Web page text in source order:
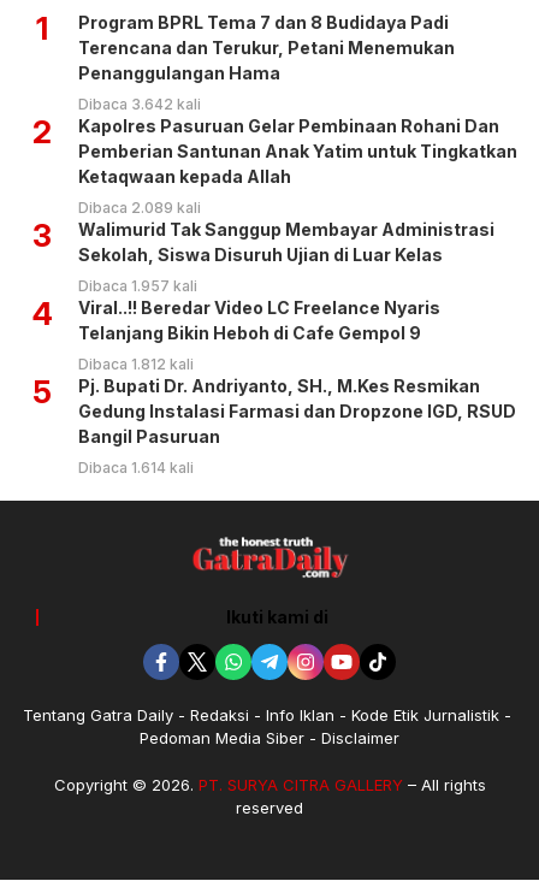
1
Program BPRL Tema 7 dan 8 Budidaya Padi
Terencana dan Terukur, Petani Menemukan
Penanggulangan Hama
Dibaca 3.642 kali
2
Kapolres Pasuruan Gelar Pembinaan Rohani Dan
Pemberian Santunan Anak Yatim untuk Tingkatkan
Ketaqwaan kepada Allah
Dibaca 2.089 kali
3
Walimurid Tak Sanggup Membayar Administrasi
Sekolah, Siswa Disuruh Ujian di Luar Kelas
Dibaca 1.957 kali
4
Viral..!! Beredar Video LC Freelance Nyaris
Telanjang Bikin Heboh di Cafe Gempol 9
Dibaca 1.812 kali
5
Pj. Bupati Dr. Andriyanto, SH., M.Kes Resmikan
Gedung Instalasi Farmasi dan Dropzone IGD, RSUD
Bangil Pasuruan
Dibaca 1.614 kali
Ikuti kami di
Tentang Gatra Daily Redaksi Info Iklan
Kode Etik Jurnalistik
Pedoman Media Siber
Disclaimer
Copyright © 2026. PT. SURYA CITRA GALLERY– All rights
reserved